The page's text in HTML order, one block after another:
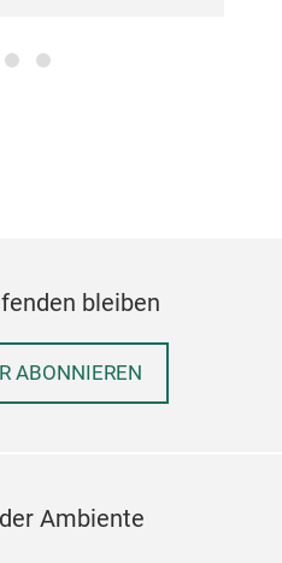
bleiben
ABONNIEREN
Ambiente